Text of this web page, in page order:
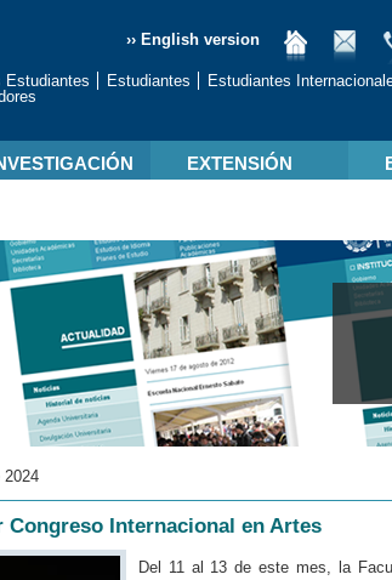
›› English version
Estudiantes Estudiantes Estudiantes
EXTENSIÓN
2024
Congreso Internacional en Artes
Del 11 al 13 de este mes, la